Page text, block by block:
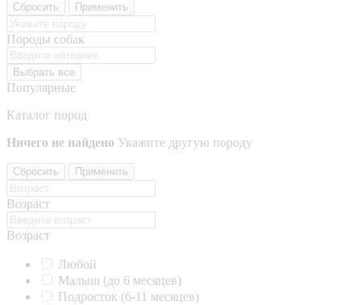
Сбросить Применить
Породы собак
Выбрать все
Популярные
Каталог пород
Ничего не найдено Укажите другую породу
Сбросить Применить
Возраст
Возраст
Любой
Малыш (до 6 месяцев)
Подросток (6-11 месяцев)